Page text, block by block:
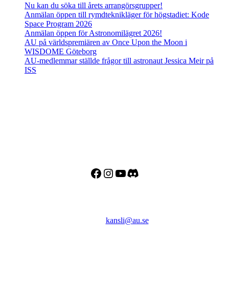
Nu kan du söka till årets arrangörsgrupper!
Anmälan öppen till rymdteknikläger för högstadiet: Kode
Space Program 2026
Anmälan öppen för Astronomilägret 2026!
AU på världspremiären av Once Upon the Moon i
WISDOME Göteborg
AU-medlemmar ställde frågor till astronaut Jessica Meir på
ISS
Facebook
Instagram
YouTube
Discord
kansli@au.se